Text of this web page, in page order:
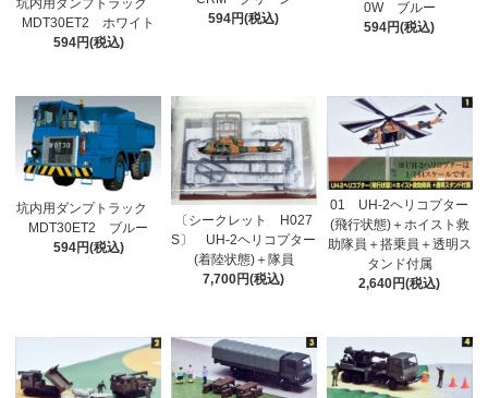
MDT30ET2 ホワイト
594円(税込)
594円(税込)
0W ブルー
594円(税込)
坑内用ダンプトラック
MDT30ET2 ブルー
594円(税込)
〔シークレット H027
S〕 UH-2ヘリコプター
(着陸状態)＋隊員
7,700円(税込)
01 UH-2ヘリコプター
(飛行状態)＋ホイスト救
助隊員＋搭乗員＋透明ス
タンド付属
2,640円(税込)